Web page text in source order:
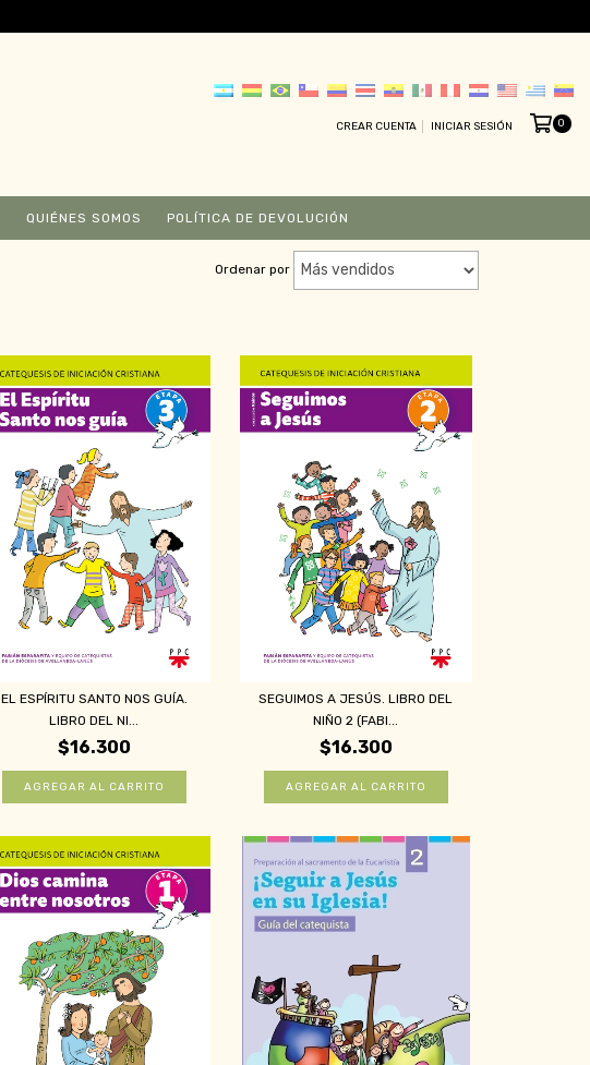
CREAR CUENTA INICIAR SESIÓN 0
QUIÉNES SOMOS POLÍTICA DE DEVOLUCIÓN
Ordenar por
EL ESPÍRITU SANTO NOS GUÍA.
LIBRO DEL NI...
$16.300
SEGUIMOS A JESÚS. LIBRO DEL
NIÑO 2 (FABI...
$16.300